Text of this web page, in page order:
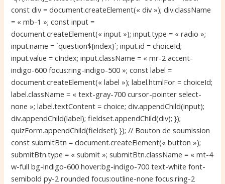
const div = document.createElement(« div »); div.className
= « mb-1 »; const input =
document.createElement(« input »); input.type = « radio »;
input.name = `question${index}`; input.id = choiceId;
input.value = cIndex; input.className = « mr-2 accent-
indigo-600 focus:ring-indigo-500 »; const label =
document.createElement(« label »); label.htmlFor = choiceId;
label.className = « text-gray-700 cursor-pointer select-
none »; label.textContent = choice; div.appendChild(input);
div.appendChild(label); fieldset.appendChild(div); });
quizForm.appendChild(fieldset); }); // Bouton de soumission
const submitBtn = document.createElement(« button »);
submitBtn.type = « submit »; submitBtn.className = « mt-4
w-full bg-indigo-600 hover:bg-indigo-700 text-white font-
semibold py-2 rounded focus:outline-none focus:ring-2